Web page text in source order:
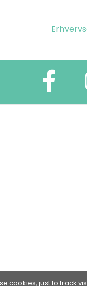
cookies, just to track